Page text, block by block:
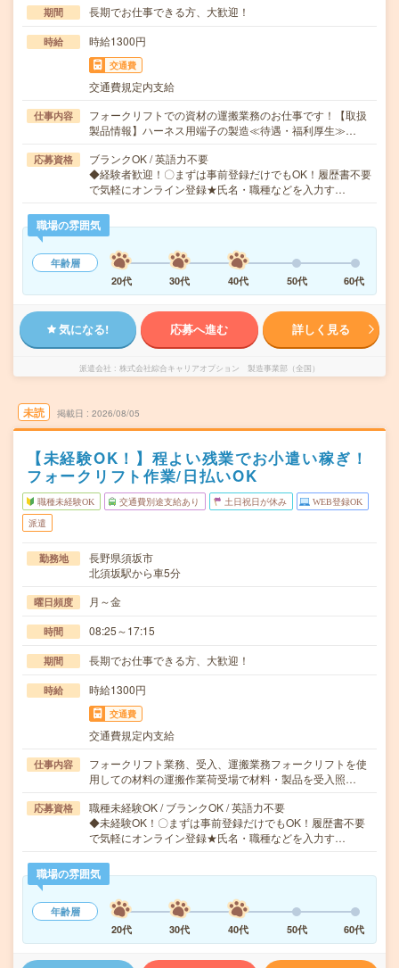
期間 長期でお仕事できる方、大歓迎！
時給 時給1300円
交通費
交通費規定内支給
仕事内容
フォークリフトでの資材の運搬業務のお仕事です！【取扱
製品情報】ハーネス用端子の製造≪待遇・福利厚生≫…
応募資格
ブランクOK / 英語力不要
◆経験者歓迎！〇まずは事前登録だけでもOK！履歴書不要
で気軽にオンライン登録★氏名・職種などを入力す…
職場の雰囲気
年齢層
20代
30代 40代 50代 60代
気になる! 応募へ進む 詳しく見る
派遣会社 株式会社綜合キャリアオプション 製造事業部（全国）
未読 掲載日 2026/08/05
【未経験OK！】程よい残業でお小遣い稼ぎ！
フォークリフト作業/日払いOK
職種未経験OK 交通費別途支給あり 土日祝日が休み WEB登録OK
派遣
勤務地
長野県須坂市
北須坂駅から車5分
曜日頻度 月～金
時間 08:25～17:15
期間 長期でお仕事できる方、大歓迎！
時給 時給1300円
交通費
交通費規定内支給
仕事内容
フォークリフト業務、受入、運搬業務フォークリフトを使
用しての材料の運搬作業荷受場で材料・製品を受入照…
応募資格
職種未経験OK / ブランクOK / 英語力不要
◆未経験OK！〇まずは事前登録だけでもOK！履歴書不要
で気軽にオンライン登録★氏名・職種などを入力す…
職場の雰囲気
年齢層
20代
30代 40代 50代 60代